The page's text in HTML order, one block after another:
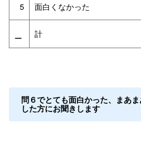
5
面白くなかった
ー 計
問６でとても面白かった、まあ
した方にお聞きします